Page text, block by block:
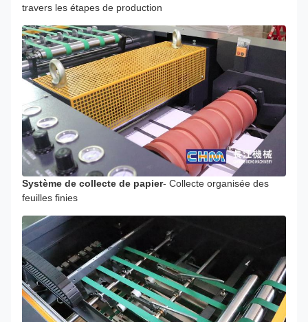
travers les étapes de production
Système de collecte de papier- Collecte organisée des
feuilles finies